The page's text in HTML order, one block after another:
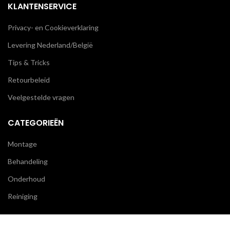
KLANTENSERVICE
Privacy- en Cookieverklaring
Levering Nederland/België
Tips & Tricks
Retourbeleid
Veelgestelde vragen
CATEGORIEËN
Montage
Behandeling
Onderhoud
Reiniging